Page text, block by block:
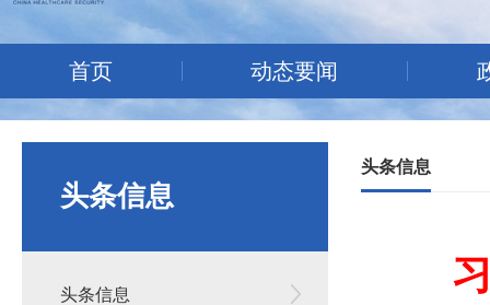
首页 动态要闻
头条信息
头条信息
头条信息